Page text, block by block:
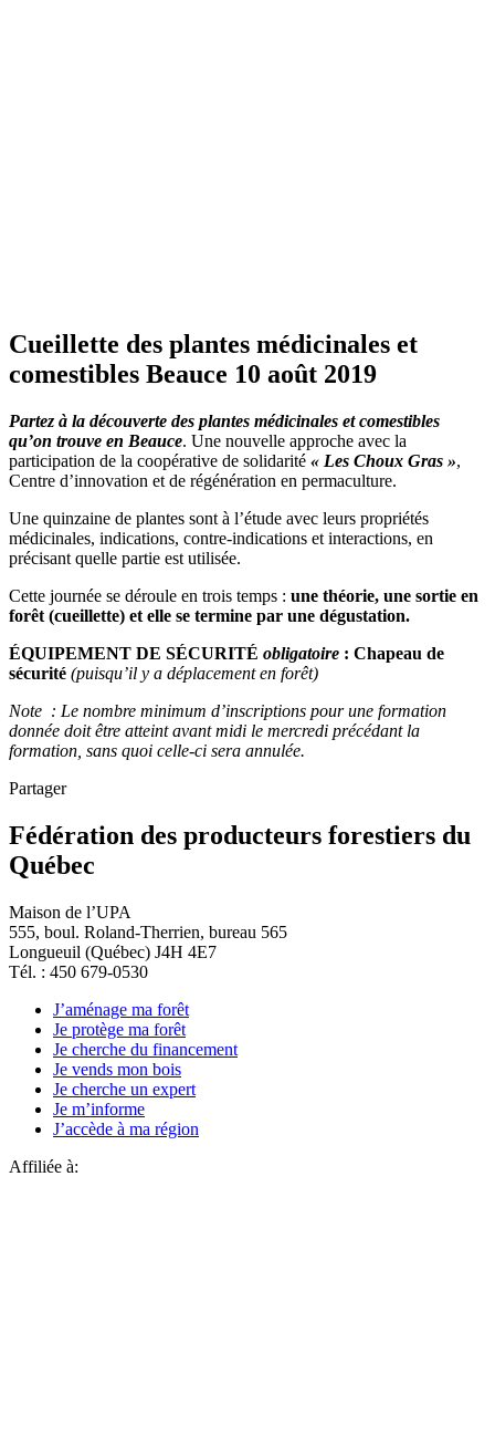
Cueillette des plantes médicinales et
comestibles Beauce 10 août 2019
Partez à la découverte des plantes médicinales et comestibles
qu’on trouve en Beauce. Une nouvelle approche avec la
participation de la coopérative de solidarité « Les Choux Gras »,
Centre d’innovation et de régénération en permaculture.
Une quinzaine de plantes sont à l’étude avec leurs propriétés
médicinales, indications, contre-indications et interactions, en
précisant quelle partie est utilisée.
Cette journée se déroule en trois temps : une théorie, une sortie en
forêt (cueillette) et elle se termine par une dégustation.
ÉQUIPEMENT DE SÉCURITÉ obligatoire : Chapeau de
sécurité (puisqu’il y a déplacement en forêt)
Note : Le nombre minimum d’inscriptions pour une formation
donnée doit être atteint avant midi le mercredi précédant la
formation, sans quoi celle-ci sera annulée.
Partager
Fédération des producteurs forestiers du
Québec
Maison de l’UPA
555, boul. Roland-Therrien, bureau 565
Longueuil (Québec) J4H 4E7
Tél. : 450 679-0530
J’aménage ma forêt
Je protège ma forêt
Je cherche du financement
Je vends mon bois
Je cherche un expert
Je m’informe
J’accède à ma région
Affiliée à: